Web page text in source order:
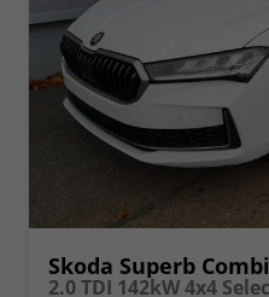
Skoda Superb Combi